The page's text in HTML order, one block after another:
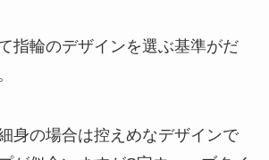
指輪のデザインを選ぶ基準がだ
身の場合は控えめなデザインで